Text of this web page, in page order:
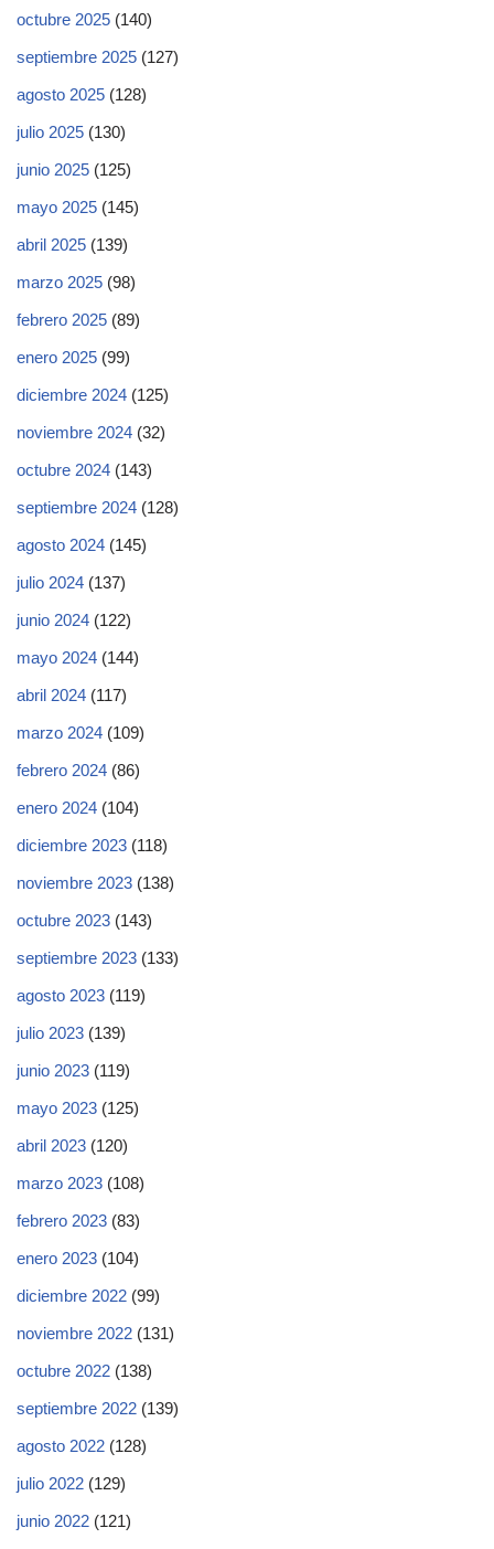
octubre 2025 (140)
septiembre 2025 (127)
agosto 2025 (128)
julio 2025 (130)
junio 2025 (125)
mayo 2025 (145)
abril 2025 (139)
marzo 2025 (98)
febrero 2025 (89)
enero 2025 (99)
diciembre 2024 (125)
noviembre 2024 (32)
octubre 2024 (143)
septiembre 2024 (128)
agosto 2024 (145)
julio 2024 (137)
junio 2024 (122)
mayo 2024 (144)
abril 2024 (117)
marzo 2024 (109)
febrero 2024 (86)
enero 2024 (104)
diciembre 2023 (118)
noviembre 2023 (138)
octubre 2023 (143)
septiembre 2023 (133)
agosto 2023 (119)
julio 2023 (139)
junio 2023 (119)
mayo 2023 (125)
abril 2023 (120)
marzo 2023 (108)
febrero 2023 (83)
enero 2023 (104)
diciembre 2022 (99)
noviembre 2022 (131)
octubre 2022 (138)
septiembre 2022 (139)
agosto 2022 (128)
julio 2022 (129)
junio 2022 (121)